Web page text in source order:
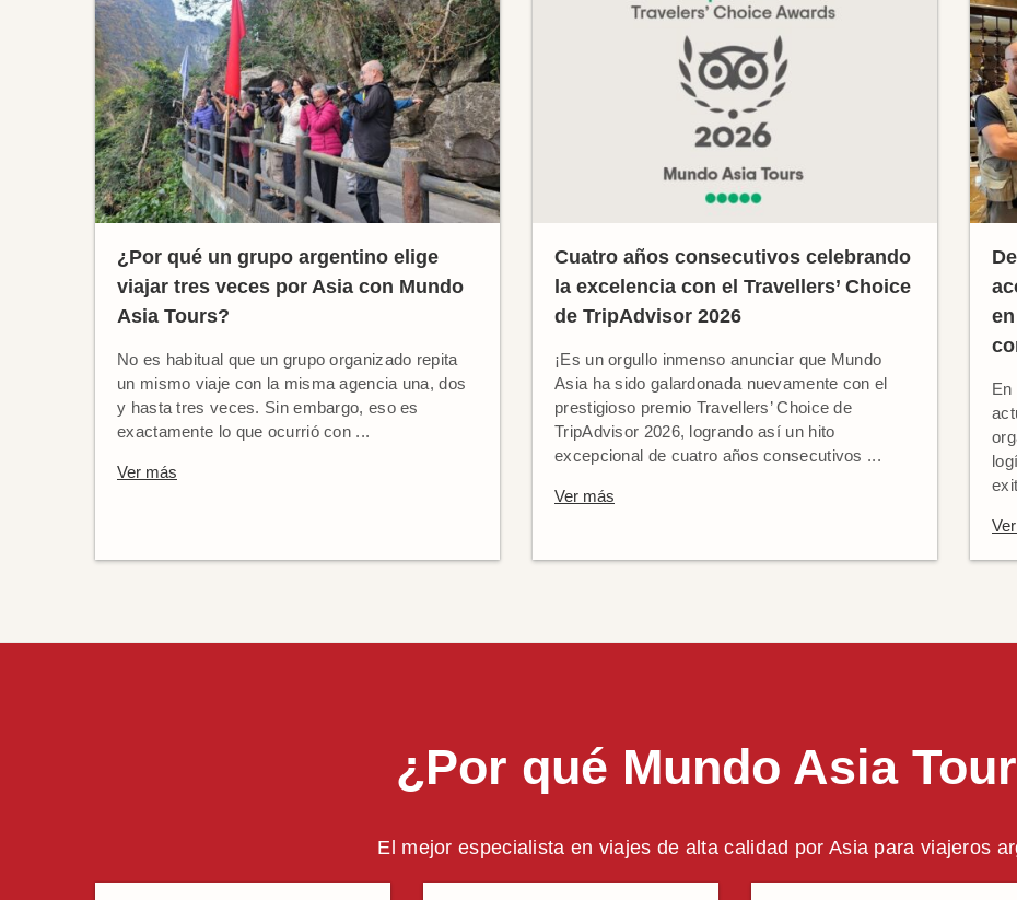
¿Por qué un grupo argentino elige
viajar tres veces por Asia con Mundo
Asia Tours?
No es habitual que un grupo organizado repita
un mismo viaje con la misma agencia una, dos
y hasta tres veces. Sin embargo, eso es
exactamente lo que ocurrió con ...
Ver más
Cuatro años consecutivos celebrando
la excelencia con el Travellers’ Choice
de TripAdvisor 2026
¡Es un orgullo inmenso anunciar que Mundo
Asia ha sido galardonada nuevamente con el
prestigioso premio Travellers’ Choice de
TripAdvisor 2026, logrando así un hito
excepcional de cuatro años consecutivos ...
Ver más
En
¿Por qué Mundo Asia
El mejor especialista en viajes de alta calidad por Asia para viajeros